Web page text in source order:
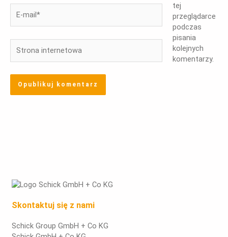
mail*
internetowa
tej
przeglądarce
podczas
pisania
kolejnych
komentarzy.
Skontaktuj się z nami
Schick Group GmbH + Co KG